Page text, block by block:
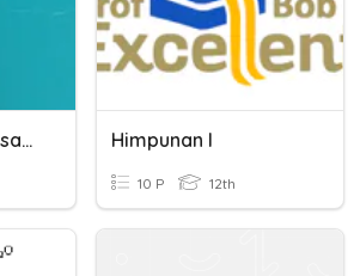
Opory Ruchu I Zasady Dynamiki Himpunan I
10 P 12th